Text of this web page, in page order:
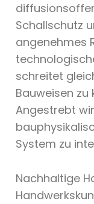
Schallschutz
angenehmes
schreitet
Bauweisen
Angestrebt
System zu
Nachhaltige